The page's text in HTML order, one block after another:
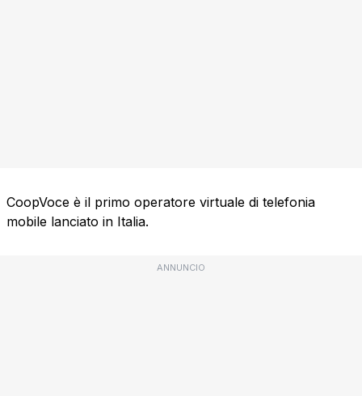
CoopVoce è il primo operatore virtuale di telefonia
mobile lanciato in Italia.
ANNUNCIO